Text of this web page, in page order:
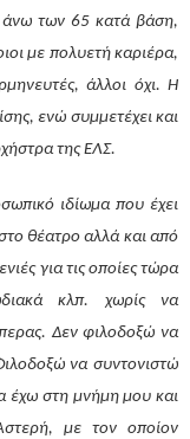
άνω των 65 κατά βάση,
με πολυετή καριέρα,
άλλοι όχι. Η
ενώ συμμετέχει και
της ΕΛΣ.
ιδίωμα που έχει
θέατρο αλλά και από
για τις οποίες τώρα
κλπ. χωρίς να
Δεν φιλοδοξώ να
να συντονιστώ
έχω στη μνήμη μου και
με τον οποίον